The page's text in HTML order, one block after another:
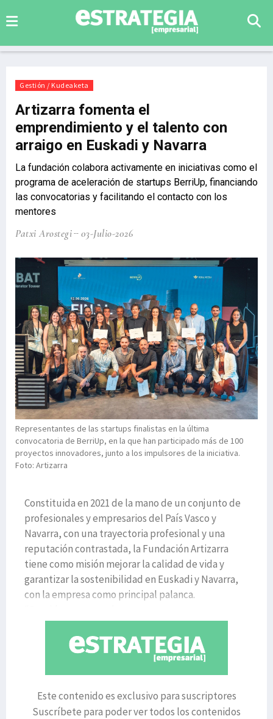
Gestión / Kudeaketa
Artizarra fomenta el
emprendimiento y el talento con
arraigo en Euskadi y Navarra
La fundación colabora activamente en iniciativas como el
programa de aceleración de startups BerriUp, financiando
las convocatorias y facilitando el contacto con los
mentores
Patxi Arostegi 03-Julio-2026
Representantes de las startups finalistas en la última
convocatoria de BerriUp, en la que han participado más de 100
proyectos innovadores, junto a los impulsores de la iniciativa.
Foto: Artizarra
Constituida en 2021 de la mano de un conjunto de
profesionales y empresarios del País Vasco y
Navarra, con una trayectoria profesional y una
reputación contrastada, la Fundación Artizarra
tiene como misión mejorar la calidad de vida y
garantizar la sostenibilidad en Euskadi y Navarra,
con la empresa como principal palanca.
Este contenido es exclusivo para suscriptores
Suscríbete para poder ver todos los contenidos